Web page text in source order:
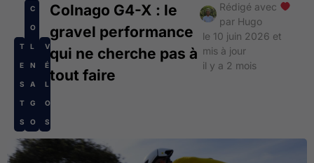
T
E
S
T
S
C
O
L
N
A
G
O
V
É
L
O
S
Colnago G4-X : le
gravel performance
qui ne cherche pas à
tout faire
Rédigé avec
par Hugo
le 10 juin 2026 et
mis à jour
il y a 2 mois